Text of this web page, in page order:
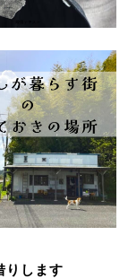
りします